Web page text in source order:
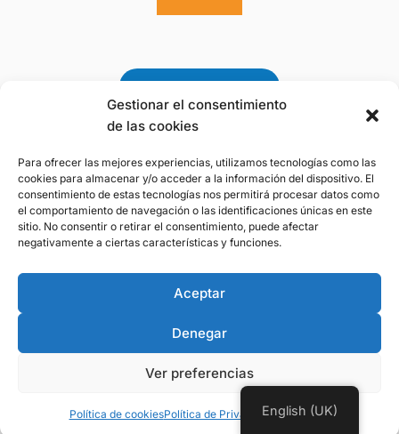
Gestionar el consentimiento
de las cookies
Para ofrecer las mejores experiencias, utilizamos tecnologías como las
cookies para almacenar y/o acceder a la información del dispositivo. El
consentimiento de estas tecnologías nos permitirá procesar datos como
el comportamiento de navegación o las identificaciones únicas en este
sitio. No consentir o retirar el consentimiento, puede afectar
negativamente a ciertas características y funciones.
Aceptar
Denegar
Ver preferencias
Política de cookiesPolítica de PrivacidadAviso Legal
Premio a la Gestión
Sostenible del Agua 2025
de la Fundación Botín
Aviso Legal-Politica de Privacidad-Politica
de Cookies
© 2026 CIREF • CIF: G85631729
English (UK)